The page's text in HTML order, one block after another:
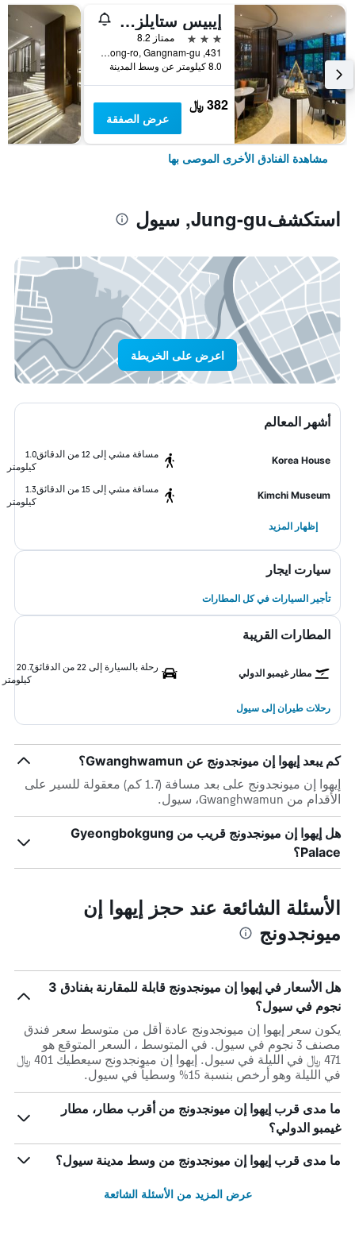
إيبيس ستايلز أمباسادور سيول غانغنام
3 نجوم
ممتاز 8.2
431, Samseong-ro, Gangnam-gu, سيول, كوريا الجنوبية
8.0 كيلومتر عن وسط المدينة
382 ﷼
عرض الصفقة
مشاهدة الفنادق الأخرى الموصى بها
استكشفJung-gu, سيول
اعرض على الخريطة
أشهر المعالم
Korea House
مسافة مشي إلى 12 من الدقائق
1.0
كيلومتر
Kimchi Museum
مسافة مشي إلى 15 من الدقائق
1.3
كيلومتر
إظهار المزيد
سيارت ايجار
تأجير السيارات في كل المطارات
المطارات القريبة
مطار غيمبو الدولي
رحلة بالسيارة إلى 22 من الدقائق
20.7
كيلومتر
رحلات طيران إلى سيول
كم يبعد إيهوا إن ميونجدونج عن Gwanghwamun؟
إيهوا إن ميونجدونج على بعد مسافة (1.7 كم) معقولة للسير على
الأقدام من Gwanghwamun، سيول.
هل إيهوا إن ميونجدونج قريب من Gyeongbokgung
Palace؟
الأسئلة الشائعة عند حجز إيهوا إن
ميونجدونج
هل الأسعار في إيهوا إن ميونجدونج قابلة للمقارنة بفنادق 3
نجوم في سيول؟
يكون سعر إيهوا إن ميونجدونج عادة أقل من متوسط ​​سعر فندق
مصنف 3 نجوم في سيول. في المتوسط ، السعر المتوقع هو
471 ﷼ في الليلة في سيول. إيهوا إن ميونجدونج سيعطيك 401 ﷼
في الليلة وهو أرخص بنسبة 15% وسطياً في سيول.
ما مدى قرب إيهوا إن ميونجدونج من أقرب مطار، مطار
غيمبو الدولي؟
ما مدى قرب إيهوا إن ميونجدونج من وسط مدينة سيول؟
عرض المزيد من الأسئلة الشائعة